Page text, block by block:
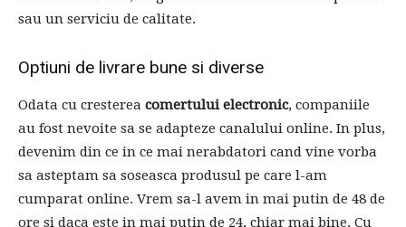
sau un serviciu de calitate.
Optiuni de livrare bune si diverse
Odata cu cresterea comertului electronic, companiile
au fost nevoite sa se adapteze canalului online. In plus,
devenim din ce in ce mai nerabdatori cand vine vorba
sa asteptam sa soseasca produsul pe care l-am
cumparat online. Vrem sa-l avem in mai putin de 48 de
ore si daca este in mai putin de 24, chiar mai bine. Cu